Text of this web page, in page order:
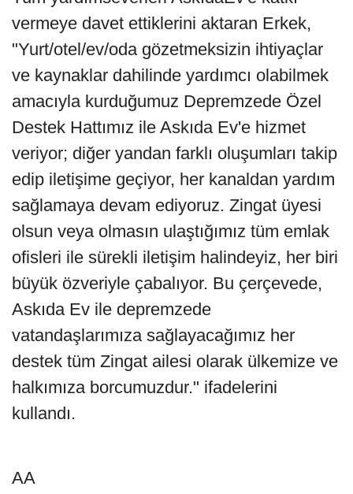
vermeye davet ettiklerini aktaran Erkek,
"Yurt/otel/ev/oda gözetmeksizin ihtiyaçlar
ve kaynaklar dahilinde yardımcı olabilmek
amacıyla kurduğumuz Depremzede Özel
Destek Hattımız ile Askıda Ev'e hizmet
veriyor; diğer yandan farklı oluşumları takip
edip iletişime geçiyor, her kanaldan yardım
sağlamaya devam ediyoruz. Zingat üyesi
olsun veya olmasın ulaştığımız tüm emlak
ofisleri ile sürekli iletişim halindeyiz, her biri
büyük özveriyle çabalıyor. Bu çerçevede,
Askıda Ev ile depremzede
vatandaşlarımıza sağlayacağımız her
destek tüm Zingat ailesi olarak ülkemize ve
halkımıza borcumuzdur." ifadelerini
kullandı.
AA